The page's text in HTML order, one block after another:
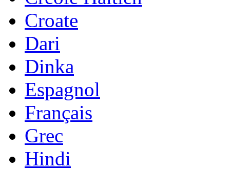
Croate
Dari
Dinka
Espagnol
Français
Grec
Hindi